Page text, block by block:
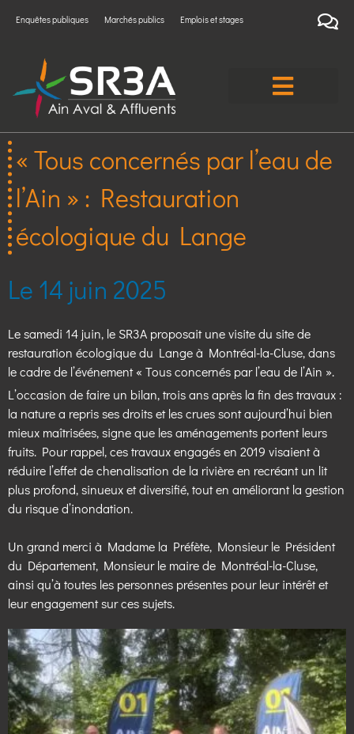
Enquêtes publiques Marchés publics Emplois et stages
« Tous concernés par l’eau de
l’Ain » : Restauration
écologique du Lange
Le 14 juin 2025
Le samedi 14 juin, le SR3A proposait une visite du site de
restauration écologique du Lange à Montréal-la-Cluse, dans
le cadre de l’événement « Tous concernés par l’eau de l’Ain ».
L’occasion de faire un bilan, trois ans après la fin des travaux :
la nature a repris ses droits et les crues sont aujourd’hui bien
mieux maîtrisées, signe que les aménagements portent leurs
fruits. Pour rappel, ces travaux engagés en 2019 visaient à
réduire l’effet de chenalisation de la rivière en recréant un lit
plus profond, sinueux et diversifié, tout en améliorant la gestion
du risque d’inondation.
Un grand merci à Madame la Préfète, Monsieur le Président
du Département, Monsieur le maire de Montréal-la-Cluse,
ainsi qu’à toutes les personnes présentes pour leur intérêt et
leur engagement sur ces sujets.